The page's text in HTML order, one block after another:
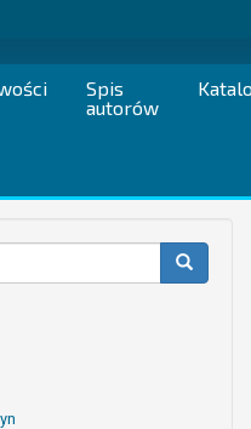
Spis
autorów